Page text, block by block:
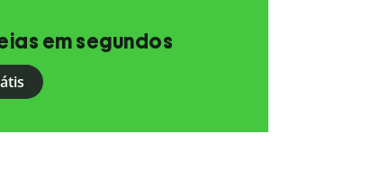
em segundos